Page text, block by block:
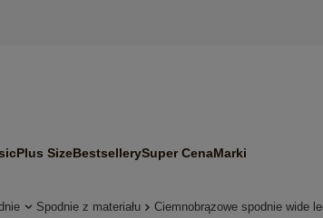
Plus SizeBestsellerySuper CenaMarki
Spodnie z materiału Ciemnobrązowe spodnie wide